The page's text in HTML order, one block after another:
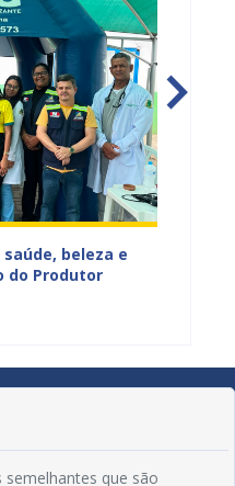
beleza e
do Produtor
que são